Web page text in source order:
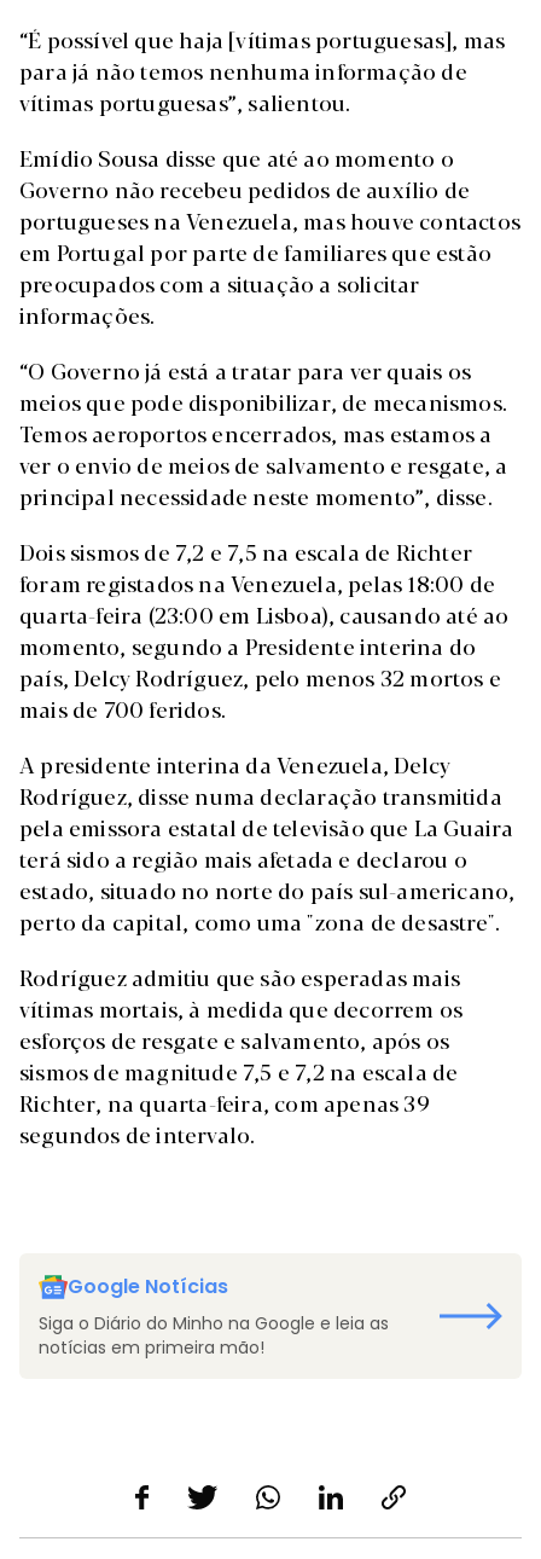
“É possível que haja [vítimas portuguesas], mas
para já não temos nenhuma informação de
vítimas portuguesas”, salientou.
Emídio Sousa disse que até ao momento o
Governo não recebeu pedidos de auxílio de
portugueses na Venezuela, mas houve contactos
em Portugal por parte de familiares que estão
preocupados com a situação a solicitar
informações.
“O Governo já está a tratar para ver quais os
meios que pode disponibilizar, de mecanismos.
Temos aeroportos encerrados, mas estamos a
ver o envio de meios de salvamento e resgate, a
principal necessidade neste momento”, disse.
Dois sismos de 7,2 e 7,5 na escala de Richter
foram registados na Venezuela, pelas 18:00 de
quarta-feira (23:00 em Lisboa), causando até ao
momento, segundo a Presidente interina do
país, Delcy Rodríguez, pelo menos 32 mortos e
mais de 700 feridos.
A presidente interina da Venezuela, Delcy
Rodríguez, disse numa declaração transmitida
pela emissora estatal de televisão que La Guaira
terá sido a região mais afetada e declarou o
estado, situado no norte do país sul-americano,
perto da capital, como uma "zona de desastre".
Rodríguez admitiu que são esperadas mais
vítimas mortais, à medida que decorrem os
esforços de resgate e salvamento, após os
sismos de magnitude 7,5 e 7,2 na escala de
Richter, na quarta-feira, com apenas 39
segundos de intervalo.
Google Notícias
Siga o Diário do Minho na Google e leia as
notícias em primeira mão!